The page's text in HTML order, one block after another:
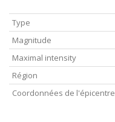
Type
Magnitude
Maximal intensity
Région
Coordonnées de l'épicentre